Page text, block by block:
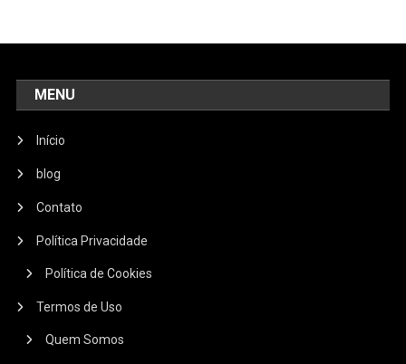
MENU
Início
blog
Contato
Política Privacidade
Política de Cookies
Termos de Uso
Quem Somos